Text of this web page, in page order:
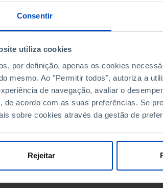
Consentir
utiliza cookies
por definição, apenas os cookies
mesmo. Ao "Permitir todos", autoriza a
de navegação, avaliar o
de acordo com as suas preferências. Se
sobre cookies através da gestão de
Rejeitar
DATA DE FIM